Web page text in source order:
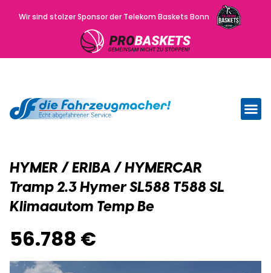
Wir sind stolzer Sponsor der Telekom Baskets Bonn
HYMER / ERIBA / HYMERCAR
Tramp 2.3 Hymer SL588 T588 SL
Klimaautom Temp Be
56.788 €